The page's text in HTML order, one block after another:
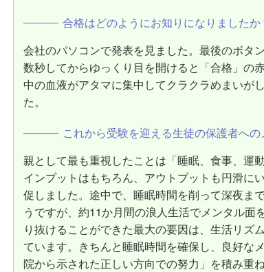
合格はどのようにお知りになりました
会社のパソコンで発表を見ました。最後のボタ
数秒してからゆっくり目を開けると「合格」の
中の血液がアタマに集中してクラクラめまいが
た。
これから受験を迎える生徒の保護者への
親として最も重視したことは「睡眠、食事、運
インプットはもちろん、アウトプットも円滑に
促しました。途中で、睡眠時間を削って深夜ま
うですが、約11か月間の浪人生活でメンタル
り抜けることができた最大の要因は、生活リズ
ています。きちんと睡眠時間を確保し、良好な
院から示された正しい方向での努力」を積み重